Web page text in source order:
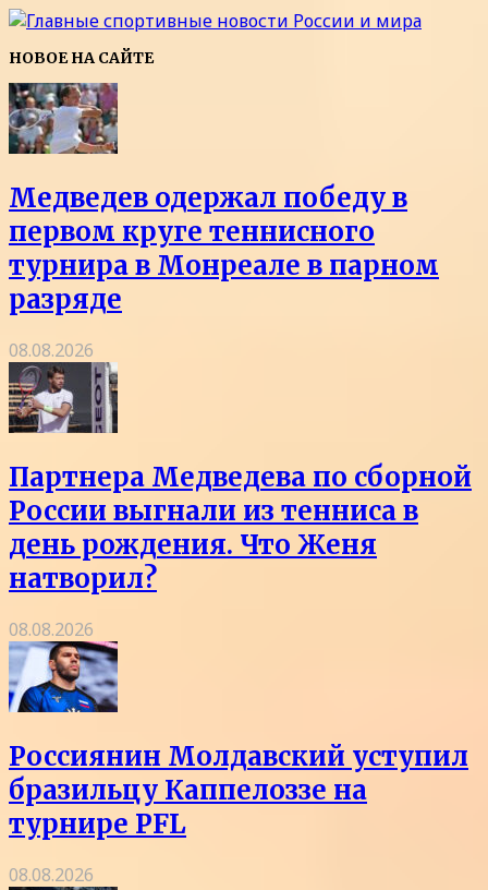
НОВОЕ НА САЙТЕ
Медведев одержал победу в
первом круге теннисного
турнира в Монреале в парном
разряде
08.08.2026
Партнера Медведева по сборной
России выгнали из тенниса в
день рождения. Что Женя
натворил?
08.08.2026
Россиянин Молдавский уступил
бразильцу Каппелоззе на
турнире PFL
08.08.2026